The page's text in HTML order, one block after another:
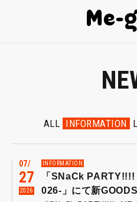
ALL INFORMATION
07
27
2026
INFORMATION
「SNaCk
026-」にて新